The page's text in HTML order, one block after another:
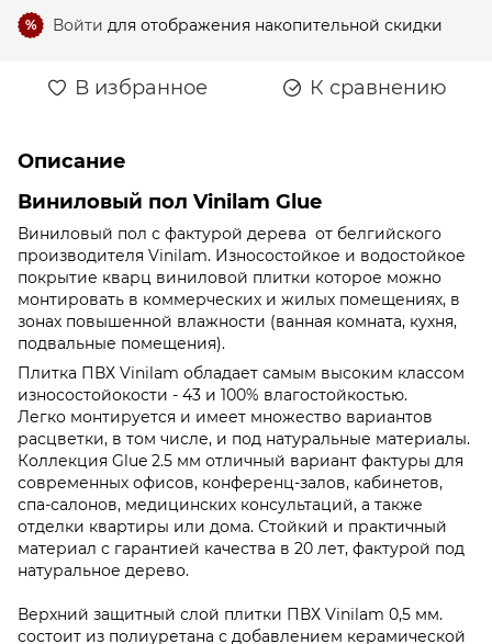
% Войти для отображения накопительной скидки
В избранное К сравнению
Описание
Виниловый пол Vinilam Glue
Виниловый пол с фактурой дерева от белгийского
производителя Vinilam. Износостойкое и водостойкое
покрытие кварц виниловой плитки которое можно
монтировать в коммерческих и жилых помещениях, в
зонах повышенной влажности (ванная комната, кухня,
подвальные помещения).
Плитка ПВХ Vinilam обладает самым высоким классом
износостойокости - 43 и 100% влагостойкостью.
Легко монтируется и имеет множество вариантов
расцветки, в том числе, и под натуральные материалы.
Коллекция Glue 2.5 мм отличный вариант фактуры для
современных офисов, конференц-залов, кабинетов,
спа-салонов, медицинских консультаций, а также
отделки квартиры или дома. Стойкий и практичный
материал с гарантией качества в 20 лет, фактурой под
натуральное дерево.
Верхний защитный слой плитки ПВХ Vinilam 0,5 мм.
состоит из полиуретана с добавлением керамической